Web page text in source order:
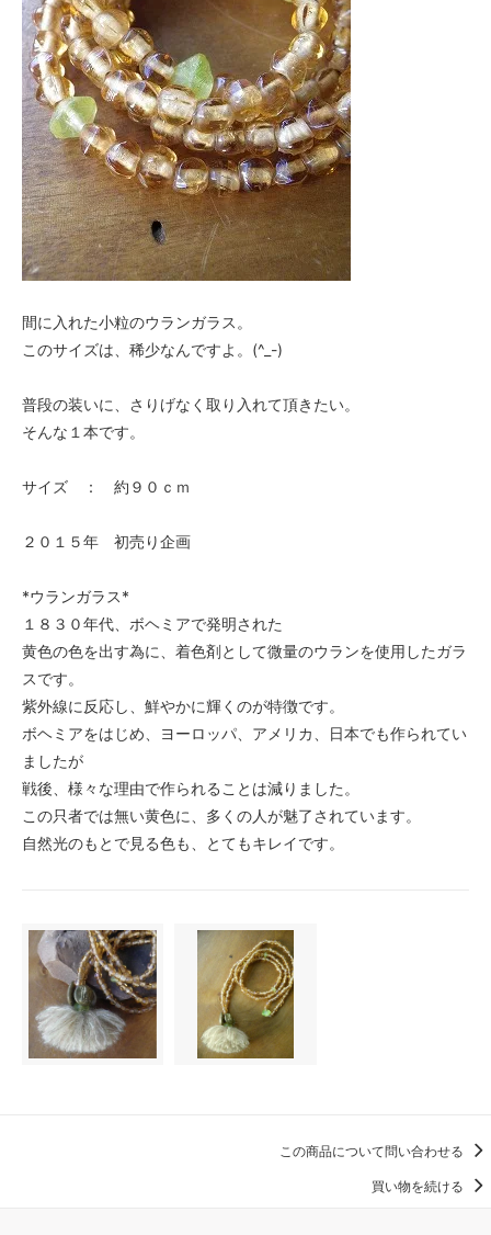
間に入れた小粒のウランガラス。
このサイズは、稀少なんですよ。(^_-)
普段の装いに、さりげなく取り入れて頂きたい。
そんな１本です。
サイズ ： 約９０ｃｍ
２０１５年 初売り企画
*ウランガラス*
１８３０年代、ボヘミアで発明された
黄色の色を出す為に、着色剤として微量のウランを使用したガラ
スです。
紫外線に反応し、鮮やかに輝くのが特徴です。
ボヘミアをはじめ、ヨーロッパ、アメリカ、日本でも作られてい
ましたが
戦後、様々な理由で作られることは減りました。
この只者では無い黄色に、多くの人が魅了されています。
自然光のもとで見る色も、とてもキレイです。
この商品について問い合わせる
買い物を続ける